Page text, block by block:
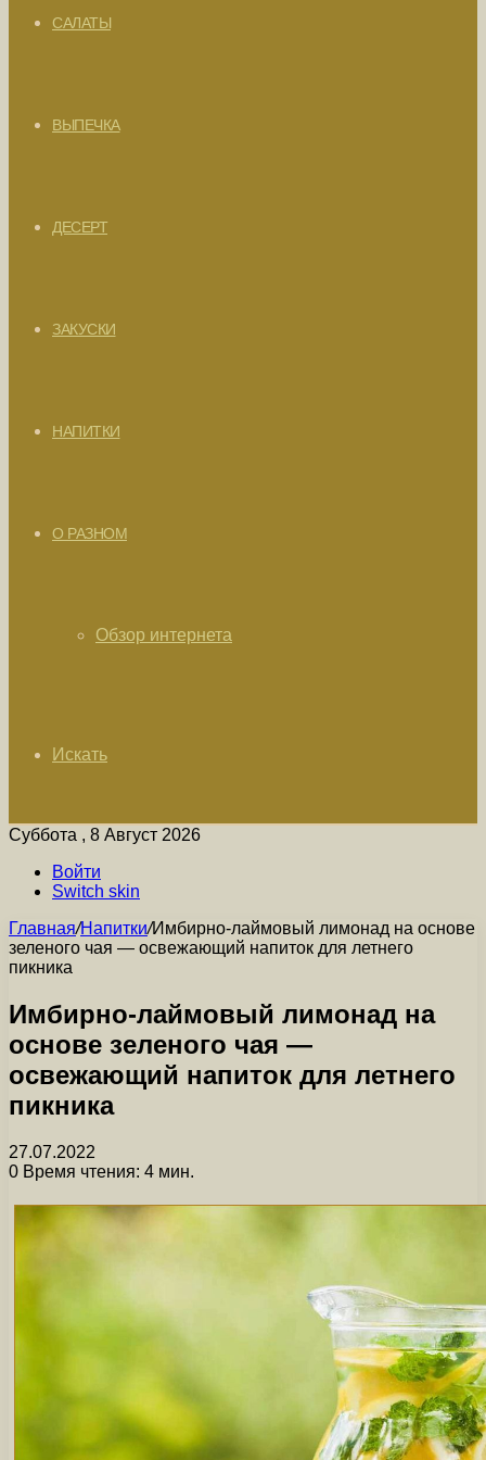
САЛАТЫ
ВЫПЕЧКА
ДЕСЕРТ
ЗАКУСКИ
НАПИТКИ
О РАЗНОМ
Обзор интернета
Искать
Суббота , 8 Август 2026
Войти
Switch skin
Главная/Напитки/Имбирно-лаймовый лимонад на основе
зеленого чая — освежающий напиток для летнего
пикника
Имбирно-лаймовый лимонад на
основе зеленого чая —
освежающий напиток для летнего
пикника
27.07.2022
0 Время чтения: 4 мин.